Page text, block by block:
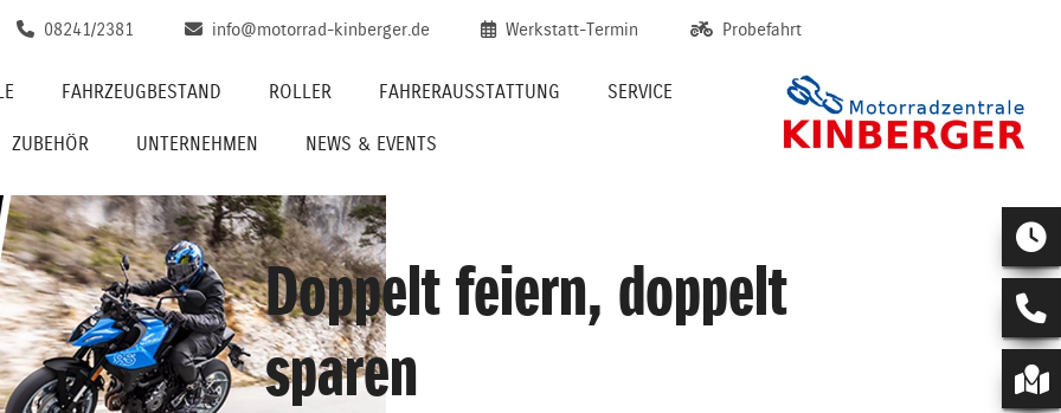
08241/2381 info@motorrad-kinberger.de Werkstatt-Termin Probefahrt
FAHRZEUGBESTAND ROLLER FAHRERAUSSTATTUNG SERVICE
ZUBEHÖR UNTERNEHMEN NEWS & EVENTS
Doppelt feiern, doppelt
sparen